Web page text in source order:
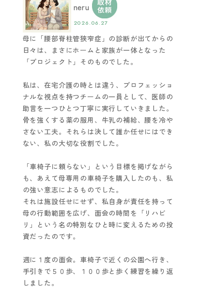
neru
2026.06.27
母に「腰部脊柱管狭窄症」の診断が出てからの
日々は、まさにホームと家族が一体となった
「プロジェクト」そのものでした。
私は、在宅介護の時とは違う、プロフェッショ
ナルな視点を持つチームの一員として、医師の
助言を一つひとつ丁寧に実行していきました。
骨を強くする薬の服用、牛乳の補給、腰を冷や
さない工夫。それらは決して誰か任せにはでき
ない、私の大切な役割でした。
「車椅子に頼らない」という目標を掲げながら
も、あえて母専用の車椅子を購入したのも、私
の強い意志によるものでした。
それは施設任せにせず、私自身が責任を持って
母の行動範囲を広げ、面会の時間を「リハビ
リ」という名の特別なひと時に変えるための投
資だったのです。
週に１度の面会。車椅子で近くの公園へ行き、
手引きで５０歩、１００歩と歩く練習を繰り返
しました。